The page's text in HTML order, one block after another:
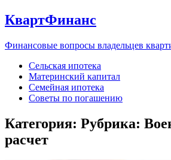
КвартФинанс
Финансовые вопросы владельцев
Сельская ипотека
Материнский капитал
Семейная ипотека
Советы по погашению
Категория: Рубрика:
расчет